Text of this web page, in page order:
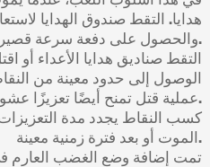
هدايا. التقط صندوق الهدايا
والحصول على دفعة سرعة قصيرة.
التقط صناديق هدايا الأعداء أو
الوصول إلى حدود معينة من
عملية قتل تمنح أيضًا تعزيزًا عشوائيًا إضافيًا.
كسب النقاط يجدد مدة
الموت أو بعد فترة زمنية معينة.
تمت إضافة وضع الغضب العارم